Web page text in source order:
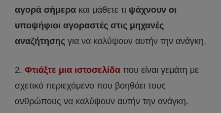
αγορά σήμερα και μάθετε τι ψάχνουν οι
υποψήφιοι αγοραστές στις μηχανές
αναζήτησης για να καλύψουν αυτήν την ανάγκη.
2. Φτιάξτε μια ιστοσελίδα που είναι γεμάτη με
σχετικό περιεχόμενο που βοηθάει τους
ανθρώπους να καλύψουν αυτήν την ανάγκη.